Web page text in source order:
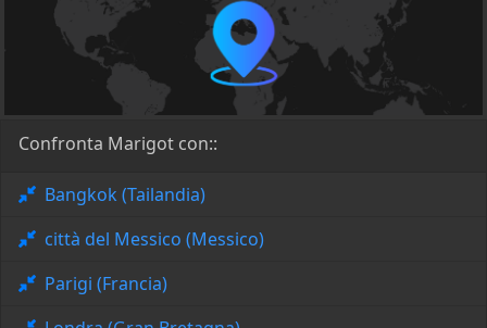
Confronta Marigot con::
Bangkok (Tailandia)
città del Messico (Messico)
Parigi (Francia)